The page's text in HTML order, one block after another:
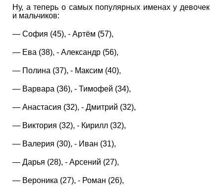
Ну, а теперь о самых популярных именах у девочек
и мальчиков:
— София (45), - Артём (57),
— Ева (38), - Александр (56),
— Полина (37), - Максим (40),
— Варвара (36), - Тимофей (34),
— Анастасия (32), - Дмитрий (32),
— Виктория (32), - Кирилл (32),
— Валерия (30), - Иван (31),
— Дарья (28), - Арсений (27),
— Вероника (27), - Роман (26),